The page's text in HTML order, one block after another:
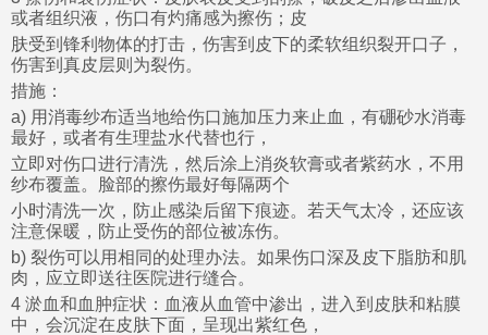
或者组织液，伤口有灼痛感为擦伤；皮
肤受到锋利物体的打击，伤害到皮下的柔软组织裂开口子，
伤害到真皮层则为裂伤。
措施：
a) 用消毒纱布适当地给伤口施加压力来止血，有硼砂水消毒
最好，或者有生理盐水代替也行，
立即对伤口进行清洗，然后涂上消炎软膏或者紫药水，不用
纱布覆盖。脸部的擦伤最好每隔两个
小时清洗一次，防止感染后留下痕迹。若天气太冷，还应该
注意保暖，防止受伤的部位被冻伤。
b) 裂伤可以用相同的处理办法。如果伤口深及皮下脂肪和肌
肉，应立即送往医院进行缝合。
4 淤血和血肿症状：血液从血管中渗出，进入到皮肤和粘膜
中，会沉淀在皮肤下面，呈现出紫红色，